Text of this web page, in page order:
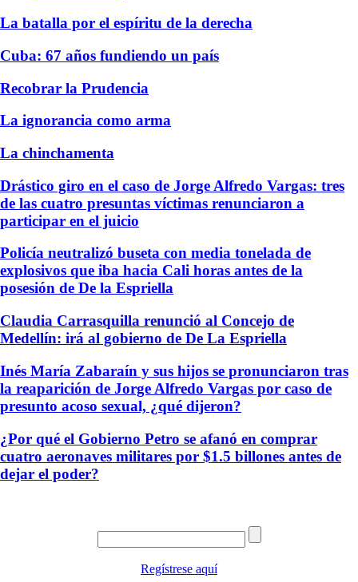
La batalla por el espíritu de la derecha
Cuba: 67 años fundiendo un país
Recobrar la Prudencia
La ignorancia como arma
La chinchamenta
Drástico giro en el caso de Jorge Alfredo Vargas: tres
de las cuatro presuntas víctimas renunciaron a
participar en el juicio
Policía neutralizó buseta con media tonelada de
explosivos que iba hacia Cali horas antes de la
posesión de De la Espriella
Claudia Carrasquilla renunció al Concejo de
Medellín: irá al gobierno de De La Espriella
Inés María Zabaraín y sus hijos se pronunciaron tras
la reaparición de Jorge Alfredo Vargas por caso de
presunto acoso sexual, ¿qué dijeron?
¿Por qué el Gobierno Petro se afanó en comprar
cuatro aeronaves militares por $1.5 billones antes de
dejar el poder?
Regístrese aquí